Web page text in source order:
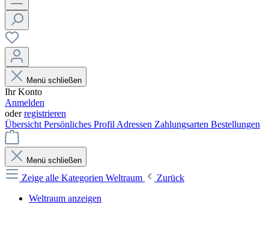
Menü schließen
Ihr Konto
Anmelden
oderregistrieren
Übersicht Persönliches Profil Adressen Zahlungsarten Bestellungen
Menü schließen
Zeige alle Kategorien Weltraum
Zurück
Weltraum anzeigen